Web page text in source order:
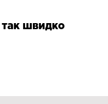
так швидко